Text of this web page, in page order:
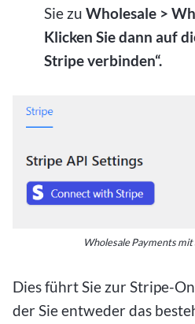
Sie zu Wholesale >
Klicken Sie dann auf
Stripe verbinden“.
Wholesale Payments
Dies führt Sie zur Stripe-
der Sie entweder das